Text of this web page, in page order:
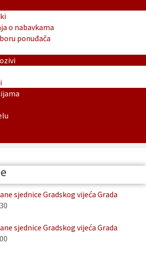
o nabavkama
ponuđača
sjednice Gradskog vijeća Grada
sjednice Gradskog vijeća Grada